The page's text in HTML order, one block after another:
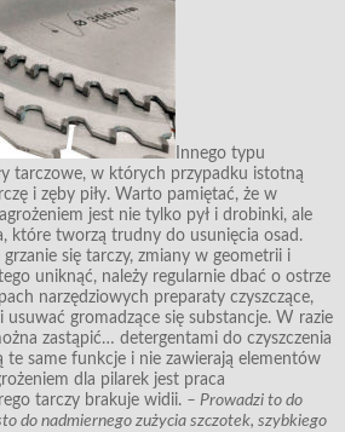
Innego typu
tarczowe, w których przypadku istotną
i zęby piły. Warto pamiętać, że w
jest nie tylko pył i drobinki, ale
które tworzą trudny do usunięcia osad.
się tarczy, zmiany w geometrii i
uniknąć, należy regularnie dbać o ostrze
narzędziowych preparaty czyszczące,
usuwać gromadzące się substancje. W razie
zastąpić… detergentami do czyszczenia
te same funkcje i nie zawierają elementów
dla pilarek jest praca
tarczy brakuje widii. – Prowadzi to do
do nadmiernego zużycia szczotek, szybkiego